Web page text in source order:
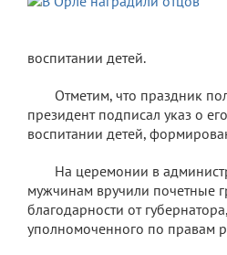
воспитании детей.
Отметим, что праздник
президент подписал указ о
воспитании детей,
На церемонии в
мужчинам вручили почетные
благодарности от
уполномоченного по правам